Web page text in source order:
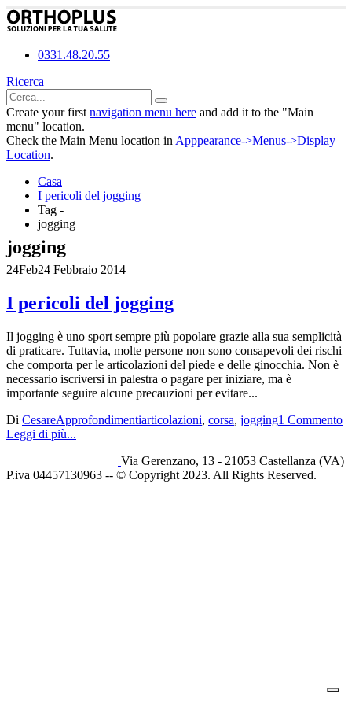
0331.48.20.55
Ricerca
Create your first navigation menu here and add it to the "Main
menu" location.
Check the Main Menu location in Apppearance->Menus->Display
Location.
Casa
I pericoli del jogging
Tag -
jogging
jogging
24Feb24 Febbraio 2014
I pericoli del jogging
Il jogging è uno sport sempre più popolare grazie alla sua semplicità
di praticare. Tuttavia, molte persone non sono consapevoli dei rischi
che comporta per le articolazioni del piede e delle ginocchia. Non è
necessario iscriversi in palestra o pagare per iniziare, ma è
importante seguire alcune precauzioni per evitare...
Di CesareApprofondimentiarticolazioni, corsa, jogging1 Commento
Leggi di più...
Via Gerenzano, 13 - 21053 Castellanza (VA)
P.iva 04457130963 -- © Copyright 2023. All Rights Reserved.